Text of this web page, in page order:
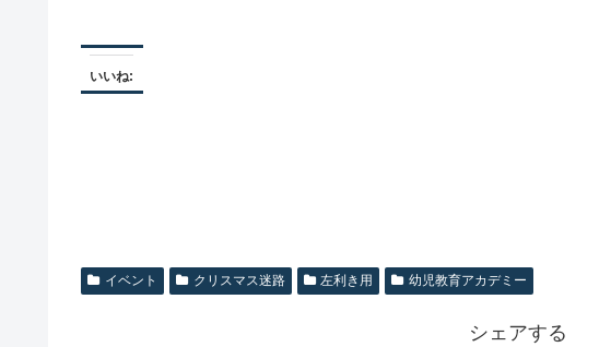
いいね:
イベント クリスマス迷路 左利き用 幼児教育アカデミー
シェアする